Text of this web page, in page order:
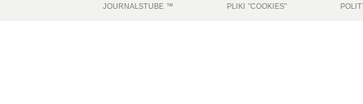
JOURNALSTUBE ™ PLIKI "COOKIES"